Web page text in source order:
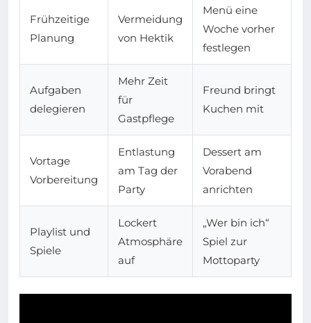
Frühzeitige
Planung
Vermeidung
von Hektik
Menü eine
Woche vorher
festlegen
Aufgaben
delegieren
Mehr Zeit
für
Gastpflege
Freund bringt
Kuchen mit
Vortage
Vorbereitung
Entlastung
am Tag der
Party
Dessert am
Vorabend
anrichten
Playlist und
Spiele
Lockert
Atmosphäre
auf
„Wer bin ich“
Spiel zur
Mottoparty